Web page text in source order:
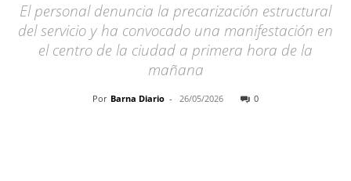
El personal denuncia la precarización estructural
del servicio y ha convocado una manifestación en
el centro de la ciudad a primera hora de la
mañana
Por Barna Diario - 26/05/2026 0